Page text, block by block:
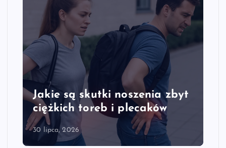
Jakie są skutki noszenia zbyt
ciężkich toreb i plecaków
30 lipca, 2026